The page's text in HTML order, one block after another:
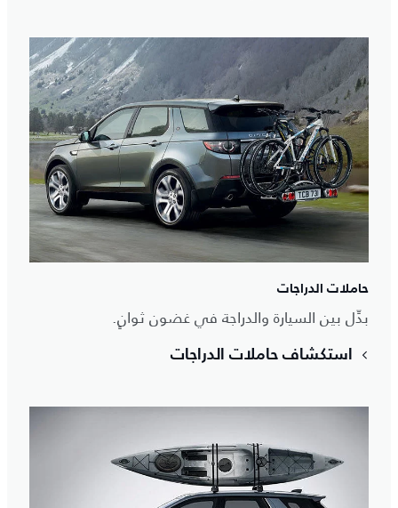
حاملات الدراجات
بدِّل بين السيارة والدراجة في غضون ثوانٍ.
استكشاف حاملات الدراجات